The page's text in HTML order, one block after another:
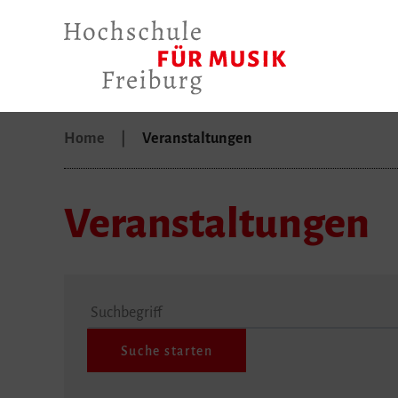
Home Veranstaltungen
Veranstaltungen
Suchbegriff